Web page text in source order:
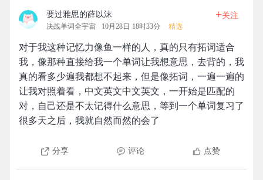
要过雅思的薛以沫
决战单词全宇宙 10月28日 18时33分 精选
+关注
对于我这种记忆力像鱼一样的人，真的只有拓词适合
我，像那种直接给我一个单词让我想意思，去背的，我
真的看多少遍我都想不起来，但是像拓词，一遍一遍的
让我对照着看，中文英文中文英文，一开始是匹配的
对，自己还是不太记得什么意思，等到一个单词复习了
很多天之后，我就自然而然的会了
分享 评论 点赞